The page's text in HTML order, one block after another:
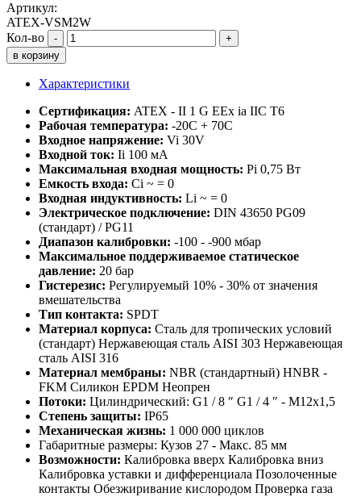
Артикул:
ATEX-VSM2W
Кол-во
-
+
в корзину
Характеристики
Сертификация: ATEX - II 1 G EEx ia IIC T6
Рабочая температура: -20C + 70C
Входное напряжение: Vi 30V
Входной ток: Ii 100 мА
Максимальная входная мощность: Pi 0,75 Вт
Емкость входа: Ci ~ = 0
Входная индуктивность: Li ~ = 0
Электрическое подключение: DIN 43650 PG09
(стандарт) / PG11
Диапазон калибровки: -100 - -900 мбар
Максимальное поддерживаемое статическое
давление: 20 бар
Гистерезис: Регулируемый 10% - 30% от значения
вмешательства
Тип контакта: SPDT
Материал корпуса: Сталь для тропических условий
(стандарт) Нержавеющая сталь AISI 303 Нержавеющая
сталь AISI 316
Материал мембраны: NBR (стандартный) HNBR -
FKM Силикон EPDM Неопрен
Потоки: Цилиндрический: G1 / 8 ″ G1 / 4 ″ - M12x1,5
Степень защиты: IP65
Механическая жизнь: 1 000 000 циклов
Габаритные размеры: Кузов 27 - Макс. 85 мм
Возможности: Калибровка вверх Калибровка вниз
Калибровка уставки и дифференциала Позолоченные
контакты Обезжиривание кислородом Проверка газа